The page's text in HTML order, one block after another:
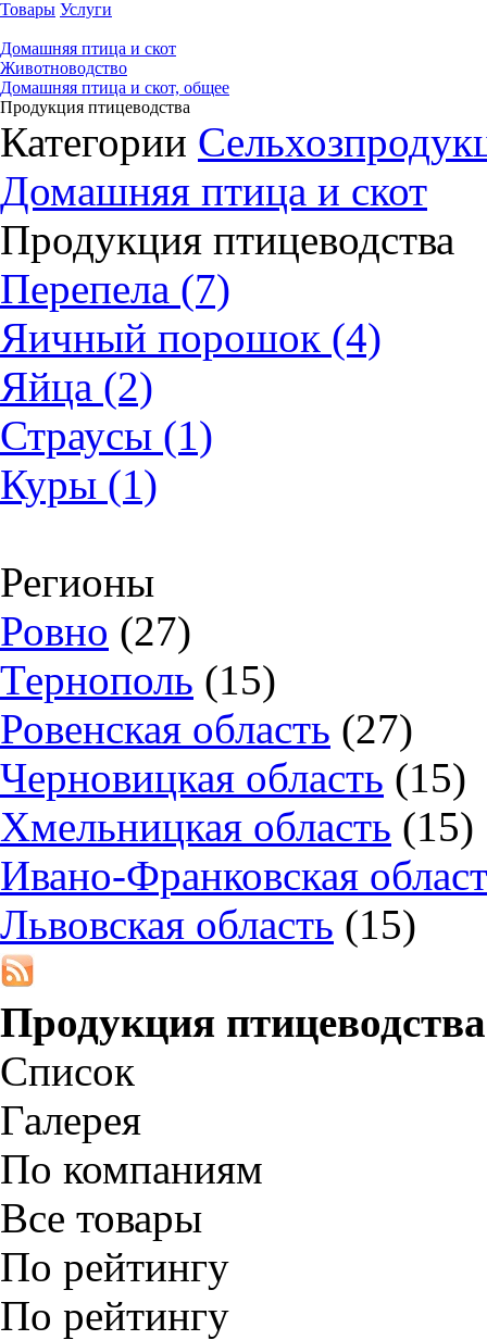
Товары Услуги
Домашняя птица и скот
Животноводство
Домашняя птица и скот, общее
Продукция птицеводства
Категории
Домашняя птица и скот
Продукция птицеводства
Перепела (7)
Яичный порошок (4)
Яйца (2)
Страусы (1)
Куры (1)
Регионы
Ровно (27)
Тернополь (15)
Ровенская область (27)
Черновицкая область (15)
Хмельницкая область (15)
Ивано-Франковская
Львовская область (15)
Продукция
Список
Галерея
По компаниям
Все товары
По рейтингу
По рейтингу